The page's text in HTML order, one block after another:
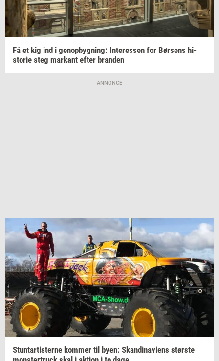
Få et kig ind i genop­byg­ning: In­ter­es­sen for Bør­sens hi­
sto­rie steg mar­kant efter bran­den
ANNONCE
Stun­tar­ti­ster­ne kom­mer til byen: Skan­di­navi­ens stør­ste